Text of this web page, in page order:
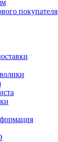
покупателя